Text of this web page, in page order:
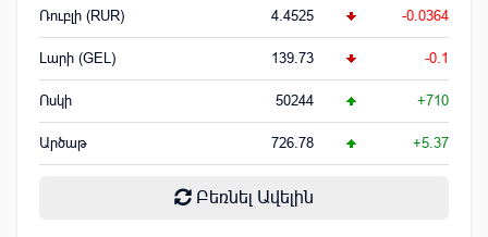
Ռուբլի (RUR) 4.4525 -0.0364
Լարի (GEL) 139.73 -0.1
Ոսկի 50244 +710
Արծաթ 726.78 +5.37
Բեռնել Ավելին